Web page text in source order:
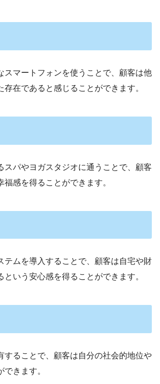
スマートフォンを使うことで、顧客は他
存在であると感じることができます。
スパやヨガスタジオに通うことで、顧客
福感を得ることができます。
テムを導入することで、顧客は自宅や財
という安心感を得ることができます。
することで、顧客は自分の社会的地位や
きます。